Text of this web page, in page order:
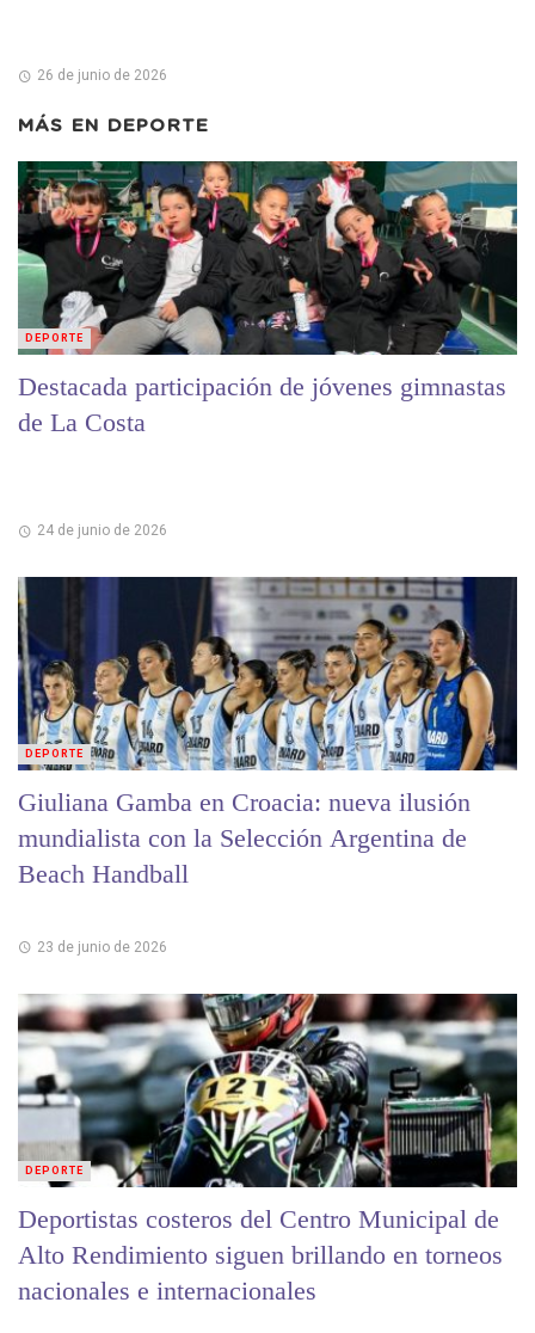
26 de junio de 2026
MÁS EN DEPORTE
Destacada participación de jóvenes gimnastas
de La Costa
24 de junio de 2026
DEPORTE
Giuliana Gamba en Croacia: nueva ilusión
mundialista con la Selección Argentina de
Beach Handball
23 de junio de 2026
DEPORTE
Deportistas costeros del Centro Municipal de
Alto Rendimiento siguen brillando en torneos
nacionales e internacionales
DEPORTE